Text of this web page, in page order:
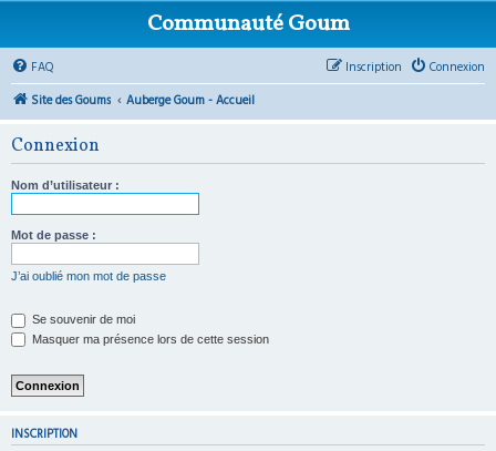
Communauté Goum
FAQ Connexion
Inscription
Site des Goums
Auberge Goum - Accueil
Connexion
Nom d’utilisateur :
Mot de passe :
J’ai oublié mon mot de passe
Se souvenir de moi
Masquer ma présence lors de cette session
INSCRIPTION